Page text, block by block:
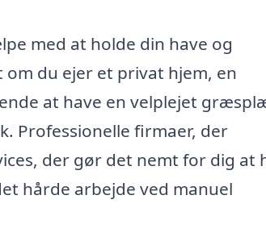
med at holde din have og
du ejer et privat hjem, en
at have en velplejet
Professionelle firmaer, der
der gør det nemt for dig at
hårde arbejde ved manuel